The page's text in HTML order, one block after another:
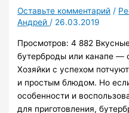
День
Рождения
Оставьте комментарий /
Андрей / 26.03.2019
Просмотров: 4 882
бутерброды или канапе —
Хозяйки с успехом
и простым блюдом. Но
особенности и
для приготовления,